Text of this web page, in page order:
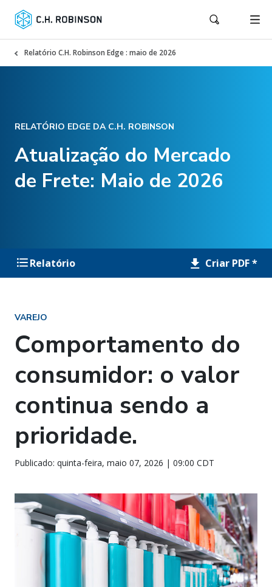
Relatório C.H. Robinson Edge : maio de 2026
RELATÓRIO EDGE DA C.H. ROBINSON
Atualização do Mercado
de Frete: Maio de 2026
Relatório Criar PDF *
VAREJO
Comportamento do
consumidor: o valor
continua sendo a
prioridade.
Publicado: quinta-feira, maio 07, 2026 | 09:00 CDT